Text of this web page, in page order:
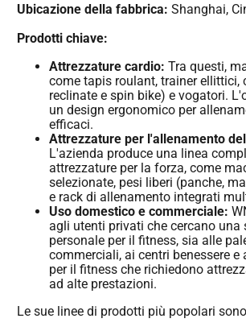
Ubicazione della fabbrica: Shanghai,
Prodotti chiave:
Attrezzature cardio: Tra questi,
come tapis roulant, trainer ellittici,
reclinate e spin bike) e vogatori.
un design ergonomico per
efficaci.
Attrezzature per l'allenamento
L'azienda produce una linea
attrezzature per la forza, come
selezionate, pesi liberi (panche,
e rack di allenamento integrati
Uso domestico e commerciale:
agli utenti privati che cercano una
personale per il fitness, sia alle
commerciali, ai centri benessere e
per il fitness che richiedono
ad alte prestazioni.
Le sue linee di prodotti più popolari